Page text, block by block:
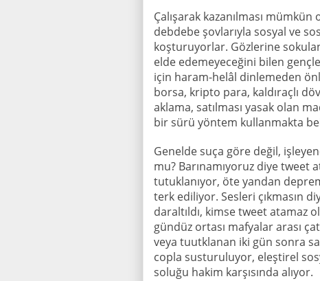
Çalışarak kazanılması
debdebe şovlarıyla sosyal ve
koşturuyorlar. Gözlerine
elde edemeyeceğini bilen
için haram-helâl dinlemeden
borsa, kripto para, kaldıraçlı
aklama, satılması yasak olan
bir sürü yöntem kullanmakta
Genelde suça göre değil,
mu? Barınamıyoruz diye
tutuklanıyor, öte yandan
terk ediliyor. Sesleri çıkmasın
daraltıldı, kimse tweet atamaz
gündüz ortası mafyalar arası
veya tuutklanan iki gün sonra
copla susturuluyor, eleştirel
soluğu hakim karşısında alıyor.